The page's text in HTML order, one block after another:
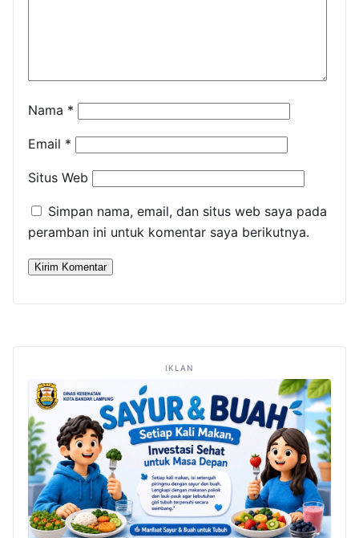
Nama *
Email *
Situs Web
Simpan nama, email, dan situs web saya pada
peramban ini untuk komentar saya berikutnya.
IKLAN